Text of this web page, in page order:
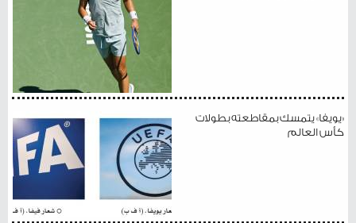
«يويفا» يتمسك بمقاطعته بطولات
كأس العالم